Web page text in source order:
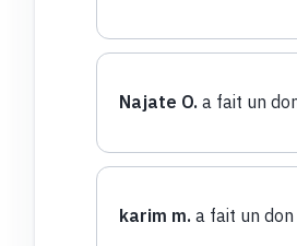
Najate O. a fait un
karim m. a fait un